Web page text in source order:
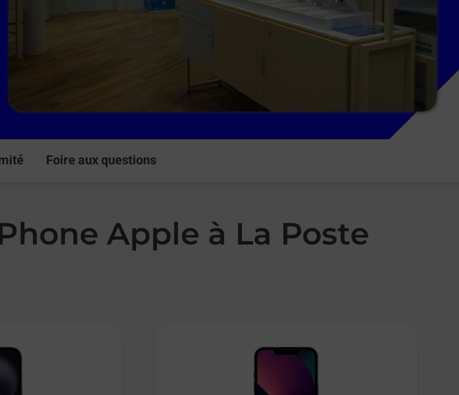
Foire aux questions
Apple à La Poste